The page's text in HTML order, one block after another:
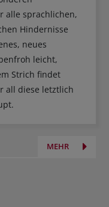
alle sprachlichen,
Hindernisse
neues
leicht,
Strich findet
all diese letztlich
MEHR